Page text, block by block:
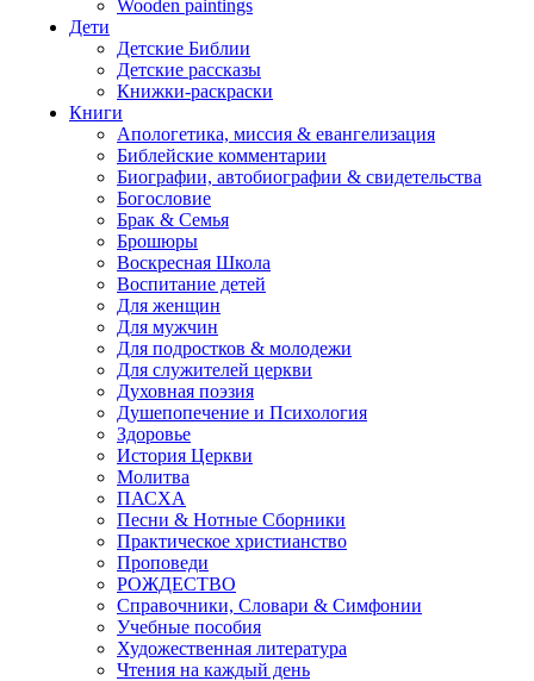
Wooden paintings
Дети
Детские Библии
Детские рассказы
Книжки-раскраски
Книги
Апологетика, миссия & евангелизация
Библейские комментарии
Биографии, автобиографии & свидетельства
Богословие
Брак & Семья
Брошюры
Воскресная Школа
Воспитание детей
Для женщин
Для мужчин
Для подростков & молодежи
Для служителей церкви
Духовная поэзия
Душепопечение и Психология
Здоровье
История Церкви
Молитва
ПАСХА
Песни & Нотные Сборники
Практическое христианство
Проповеди
РОЖДЕСТВО
Справочники, Словари & Симфонии
Учебные пособия
Художественная литература
Чтения на каждый день